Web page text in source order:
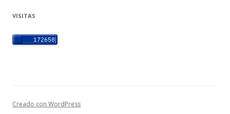
o
s
VISITAS
Creado con WordPress